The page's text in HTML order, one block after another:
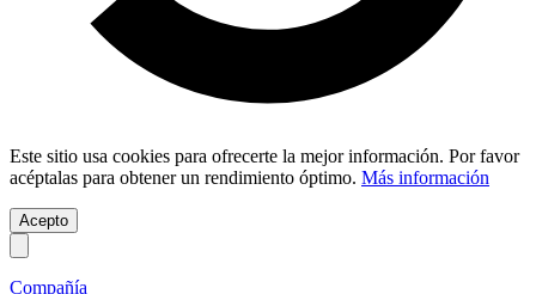
Este sitio usa cookies para ofrecerte la mejor información. Por favor
acéptalas para obtener un rendimiento óptimo. Más información
Acepto
Compañía